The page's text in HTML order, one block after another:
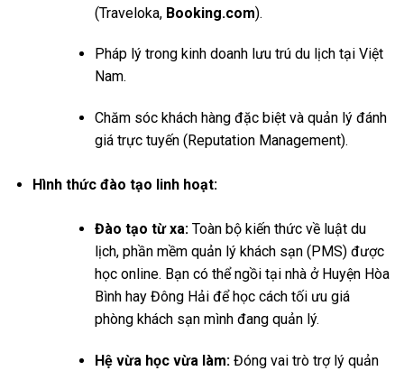
(Traveloka, Booking.com).
Pháp lý trong kinh doanh lưu trú du lịch tại Việt
Nam.
Chăm sóc khách hàng đặc biệt và quản lý đánh
giá trực tuyến (Reputation Management).
Hình thức đào tạo linh hoạt:
Đào tạo từ xa:Toàn bộ kiến thức về luật du
lịch, phần mềm quản lý khách sạn (PMS) được
học online. Bạn có thể ngồi tại nhà ở Huyện Hòa
Bình hay Đông Hải để học cách tối ưu giá
phòng khách sạn mình đang quản lý.
Hệ vừa học vừa làm:Đóng vai trò trợ lý quản